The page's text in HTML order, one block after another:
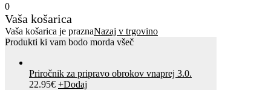
0
Vaša košarica
Vaša košarica je praznaNazaj v trgovino
Produkti ki vam bodo morda všeč
Priročnik za pripravo obrokov vnaprej 3.0.
22.95€ +Dodaj